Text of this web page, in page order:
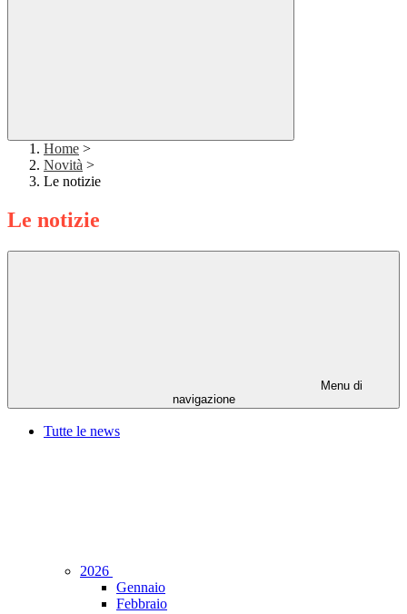
Home >
Novità >
Le notizie
Le notizie
Menu di
navigazione
Tutte le news
2026
Gennaio
Febbraio